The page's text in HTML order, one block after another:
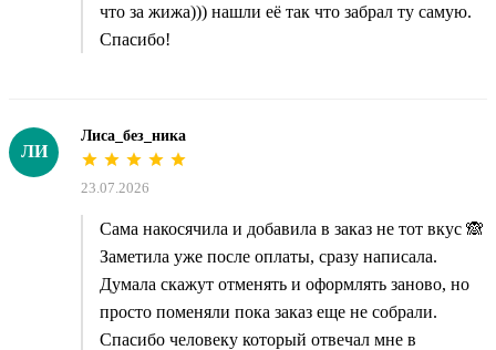
что за жижа))) нашли её так что забрал ту самую.
Спасибо!
ЛИ
Лиса_без_ника
23.07.2026
Сама накосячила и добавила в заказ не тот вкус 🙈
Заметила уже после оплаты, сразу написала.
Думала скажут отменять и оформлять заново, но
просто поменяли пока заказ еще не собрали.
Спасибо человеку который отвечал мне в